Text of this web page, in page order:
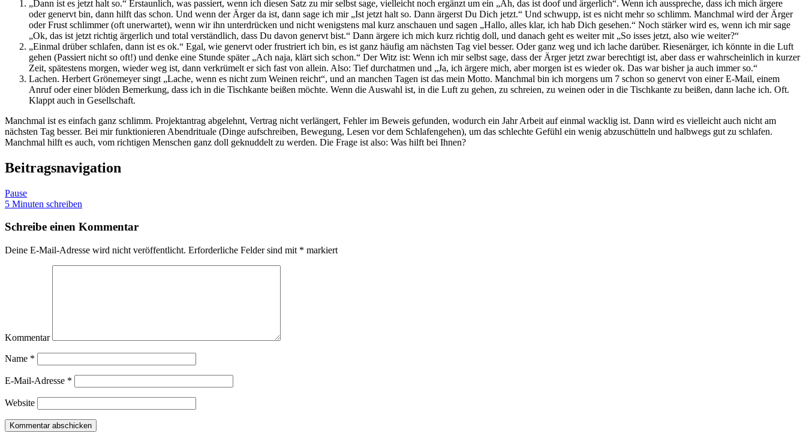
„Dann ist es jetzt halt so.“ Erstaunlich, was passiert, wenn ich diesen Satz zu mir selbst sage, vielleicht noch ergänzt um ein „Ah, das ist doof und ärgerlich“. Wenn ich ausspreche, dass ich mich ärgere
oder genervt bin, dann hilft das schon. Und wenn der Ärger da ist, dann sage ich mir „Ist jetzt halt so. Dann ärgerst Du Dich jetzt.“ Und schwupp, ist es nicht mehr so schlimm. Manchmal wird der Ärger
oder Frust schlimmer (oft unerwartet), wenn wir ihn unterdrücken und nicht wenigstens mal kurz anschauen und sagen „Hallo, alles klar, ich hab Dich gesehen.“ Noch stärker wird es, wenn ich mir sage
„Ok, das ist jetzt richtig ärgerlich und total verständlich, dass Du davon genervt bist.“ Dann ärgere ich mich kurz richtig doll, und danach geht es weiter mit „So isses jetzt, also wie weiter?“
„Einmal drüber schlafen, dann ist es ok.“ Egal, wie genervt oder frustriert ich bin, es ist ganz häufig am nächsten Tag viel besser. Oder ganz weg und ich lache darüber. Riesenärger, ich könnte in die Luft
gehen (Passiert nicht so oft!) und denke eine Stunde später „Ach naja, klärt sich schon.“ Der Witz ist: Wenn ich mir selbst sage, dass der Ärger jetzt zwar berechtigt ist, aber dass er wahrscheinlich in kurzer
Zeit, spätestens morgen, wieder weg ist, dann verkrümelt er sich fast von allein. Also: Tief durchatmen und „Ja, ich ärgere mich, aber morgen ist es wieder ok. Das war bisher ja auch immer so.“
Lachen. Herbert Grönemeyer singt „Lache, wenn es nicht zum Weinen reicht“, und an manchen Tagen ist das mein Motto. Manchmal bin ich morgens um 7 schon so genervt von einer E-Mail, einem
Anruf oder einer blöden Bemerkung, dass ich in die Tischkante beißen möchte. Wenn die Auswahl ist, in die Luft zu gehen, zu schreien, zu weinen oder in die Tischkante zu beißen, dann lache ich. Oft.
Klappt auch in Gesellschaft.
Manchmal ist es einfach ganz schlimm. Projektantrag abgelehnt, Vertrag nicht verlängert, Fehler im Beweis gefunden, wodurch ein Jahr Arbeit auf einmal wacklig ist. Dann wird es vielleicht auch nicht am
nächsten Tag besser. Bei mir funktionieren Abendrituale (Dinge aufschreiben, Bewegung, Lesen vor dem Schlafengehen), um das schlechte Gefühl ein wenig abzuschütteln und halbwegs gut zu schlafen.
Manchmal hilft es auch, vom richtigen Menschen ganz doll geknuddelt zu werden. Die Frage ist also: Was hilft bei Ihnen?
Beitragsnavigation
Pause
5 Minuten schreiben
Schreibe einen Kommentar
Deine E-Mail-Adresse wird nicht veröffentlicht. Erforderliche Felder sind mit * markiert
Kommentar
Name *
E-Mail-Adresse *
Website